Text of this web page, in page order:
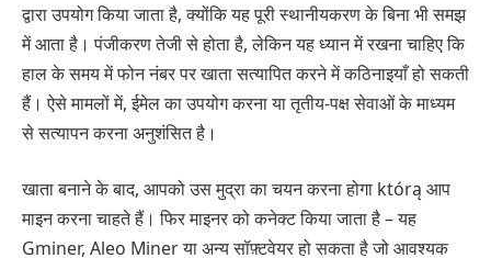
द्वारा उपयोग किया जाता है, क्योंकि यह पूरी स्थानीयकरण के बिना भी समझ
में आता है। पंजीकरण तेजी से होता है, लेकिन यह ध्यान में रखना चाहिए कि
हाल के समय में फोन नंबर पर खाता सत्यापित करने में कठिनाइयाँ हो सकती
हैं। ऐसे मामलों में, ईमेल का उपयोग करना या तृतीय-पक्ष सेवाओं के माध्यम
से सत्यापन करना अनुशंसित है।
खाता बनाने के बाद, आपको उस मुद्रा का चयन करना होगा którą आप
माइन करना चाहते हैं। फिर माइनर को कनेक्ट किया जाता है – यह
Gminer, Aleo Miner या अन्य सॉफ़्टवेयर हो सकता है जो आवश्यक